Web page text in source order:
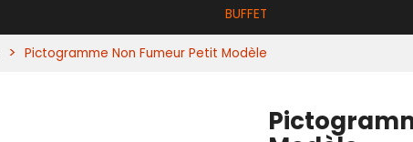
BUFFET
Pictogramme Non Fumeur Petit Modèle